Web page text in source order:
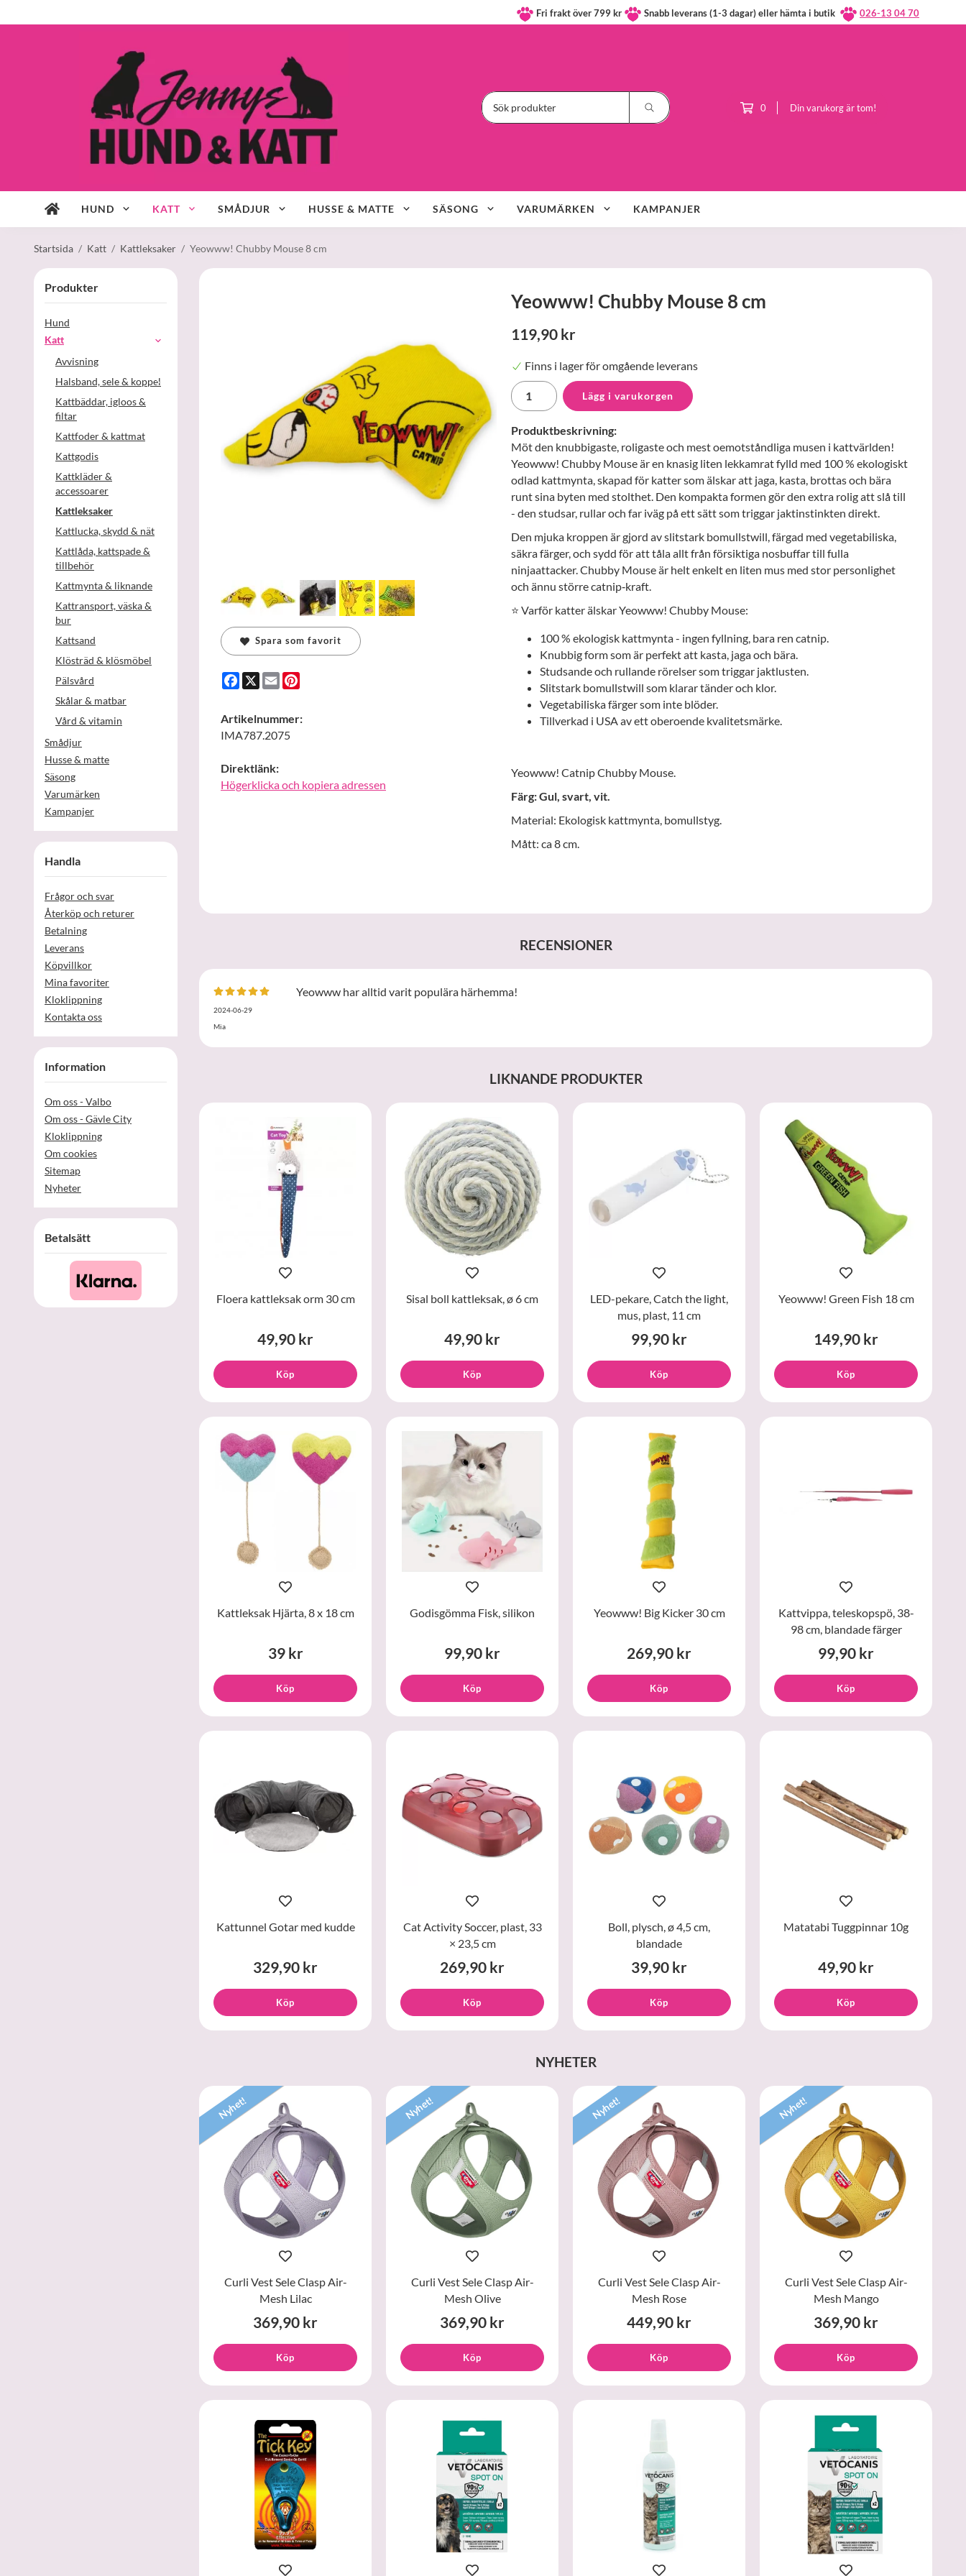
Fri frakt över 799 kr Snabb leverans (1-3 dagar) eller hämta i butik 026-13 04 70
0 Din varukorg är tom!
HUND KATT SMÅDJUR HUSSE & MATTE SÄSONG VARUMÄRKEN KAMPANJER
Startsida / Katt / Kattleksaker / Yeowww! Chubby Mouse 8 cm
Produkter
Hund
Katt
Avvisning
Halsband, sele & koppel
Kattbäddar, igloos &
filtar
Kattfoder & kattmat
Kattgodis
Kattkläder &
accessoarer
Kattleksaker
Kattlucka, skydd & nät
Kattlåda, kattspade &
tillbehör
Kattmynta & liknande
Kattransport, väska &
bur
Kattsand
Klösträd & klösmöbel
Pälsvård
Skålar & matbar
Vård & vitamin
Smådjur
Husse & matte
Säsong
Varumärken
Kampanjer
Handla
Frågor och svar
Återköp och returer
Betalning
Leverans
Köpvillkor
Mina favoriter
Kloklippning
Kontakta oss
Information
Om oss - Valbo
Om oss - Gävle City
Kloklippning
Om cookies
Sitemap
Nyheter
Betalsätt
Yeowww! Chubby Mouse 8 cm
119,90 kr
Finns i lager för omgående leverans
Lägg i varukorgen
Produktbeskrivning:
Möt den knubbigaste, roligaste och mest oemotståndliga musen i kattvärlden!
Yeowww! Chubby Mouse är en knasig liten lekkamrat fylld med 100 % ekologiskt
odlad kattmynta, skapad för katter som älskar att jaga, kasta, brottas och bära
runt sina byten med stolthet. Den kompakta formen gör den extra rolig att slå till
- den studsar, rullar och far iväg på ett sätt som triggar jaktinstinkten direkt.
Den mjuka kroppen är gjord av slitstark bomullstwill, färgad med vegetabiliska,
säkra färger, och sydd för att tåla allt från försiktiga nosbuffar till fulla
ninjaattacker. Chubby Mouse är helt enkelt en liten mus med stor personlighet
och ännu större catnip‑kraft.
⭐ Varför katter älskar Yeowww! Chubby Mouse:
100 % ekologisk kattmynta - ingen fyllning, bara ren catnip.
Knubbig form som är perfekt att kasta, jaga och bära.
Studsande och rullande rörelser som triggar jaktlusten.
Slitstark bomullstwill som klarar tänder och klor.
Vegetabiliska färger som inte blöder.
Tillverkad i USA av ett oberoende kvalitetsmärke.
Yeowww! Catnip Chubby Mouse.
Färg: Gul, svart, vit.
Material: Ekologisk kattmynta, bomullstyg.
Mått: ca 8 cm.
Spara som favorit
Facebook
X Email
Artikelnummer:
IMA787.2075
Direktlänk:
Högerklicka och kopiera adressen
RECENSIONER
2024-06-29
Mia
Yeowww har alltid varit populära härhemma!
LIKNANDE PRODUKTER
Floera kattleksak orm 30 cm
49,90 kr
Köp
Sisal boll kattleksak, ø 6 cm
49,90 kr
Köp
LED-pekare, Catch the light,
mus, plast, 11 cm
99,90 kr
Köp
Yeowww! Green Fish 18 cm
149,90 kr
Köp
Kattleksak Hjärta, 8 x 18 cm
39 kr
Köp
Godisgömma Fisk, silikon
99,90 kr
Köp
Yeowww! Big Kicker 30 cm
269,90 kr
Köp
Kattvippa, teleskopspö, 38-
98 cm, blandade färger
99,90 kr
Köp
Kattunnel Gotar med kudde
329,90 kr
Köp
Cat Activity Soccer, plast, 33
× 23,5 cm
269,90 kr
Köp
Boll, plysch, ø 4,5 cm,
blandade
39,90 kr
Köp
Matatabi Tuggpinnar 10g
49,90 kr
Köp
NYHETER
Nyhet!
Curli Vest Sele Clasp Air-
Mesh Lilac
369,90 kr
Köp
Nyhet!
Curli Vest Sele Clasp Air-
Mesh Olive
369,90 kr
Köp
Nyhet!
Curli Vest Sele Clasp Air-
Mesh Rose
449,90 kr
Köp
Nyhet!
Curli Vest Sele Clasp Air-
Mesh Mango
369,90 kr
Köp